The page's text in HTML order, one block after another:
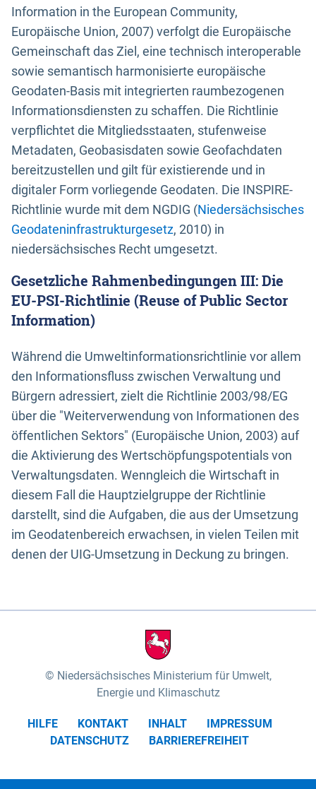
Information in the European Community,
Europäische Union, 2007) verfolgt die Europäische
Gemeinschaft das Ziel, eine technisch interoperable
sowie semantisch harmonisierte europäische
Geodaten-Basis mit integrierten raumbezogenen
Informationsdiensten zu schaffen. Die Richtlinie
verpflichtet die Mitgliedsstaaten, stufenweise
Metadaten, Geobasisdaten sowie Geofachdaten
bereitzustellen und gilt für existierende und in
digitaler Form vorliegende Geodaten. Die INSPIRE-
Richtlinie wurde mit dem NGDIG (Niedersächsisches
Geodateninfrastrukturgesetz, 2010) in
niedersächsisches Recht umgesetzt.
Gesetzliche Rahmenbedingungen III: Die
EU-PSI-Richtlinie (Reuse of Public Sector
Information)
Während die Umweltinformationsrichtlinie vor allem
den Informationsfluss zwischen Verwaltung und
Bürgern adressiert, zielt die Richtlinie 2003/98/EG
über die "Weiterverwendung von Informationen des
öffentlichen Sektors" (Europäische Union, 2003) auf
die Aktivierung des Wertschöpfungspotentials von
Verwaltungsdaten. Wenngleich die Wirtschaft in
diesem Fall die Hauptzielgruppe der Richtlinie
darstellt, sind die Aufgaben, die aus der Umsetzung
im Geodatenbereich erwachsen, in vielen Teilen mit
denen der UIG-Umsetzung in Deckung zu bringen.
Niedersächsisches Ministerium für Umwelt,
Energie und Klimaschutz
HILFE KONTAKT INHALT
IMPRESSUM
DATENSCHUTZ
BARRIEREFREIHEIT